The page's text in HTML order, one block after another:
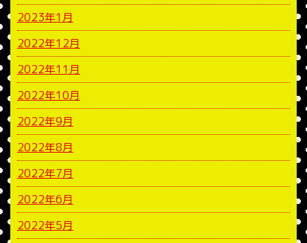
2023年1月
2022年12月
2022年11月
2022年10月
2022年9月
2022年8月
2022年7月
2022年6月
2022年5月